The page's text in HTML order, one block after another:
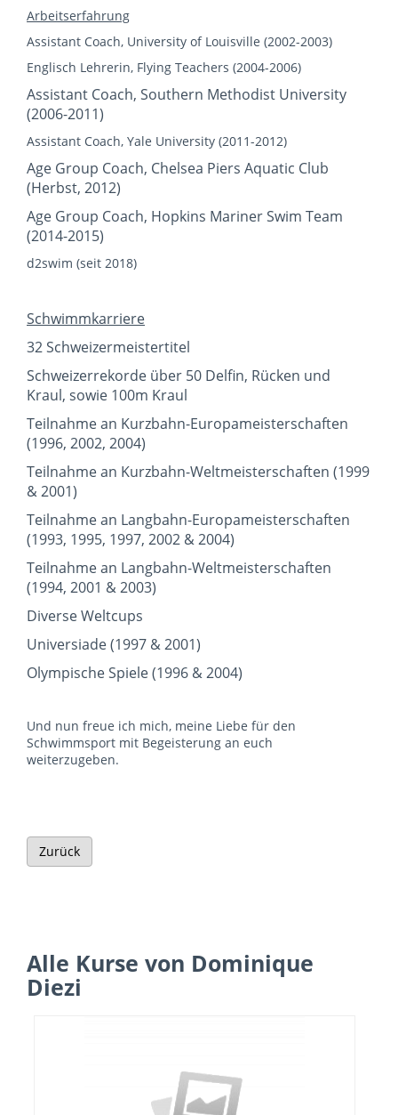
Arbeitserfahrung
Assistant Coach, University of Louisville (2002-2003)
Englisch Lehrerin, Flying Teachers (2004-2006)
Assistant Coach, Southern Methodist University
(2006-2011)
Assistant Coach, Yale University (2011-2012)
Age Group Coach, Chelsea Piers Aquatic Club
(Herbst, 2012)
Age Group Coach, Hopkins Mariner Swim Team
(2014-2015)
d2swim (seit 2018)
Schwimmkarriere
32 Schweizermeistertitel
Schweizerrekorde über 50 Delfin, Rücken und
Kraul, sowie 100m Kraul
Teilnahme an Kurzbahn-Europameisterschaften
(1996, 2002, 2004)
Teilnahme an Kurzbahn-Weltmeisterschaften (1999
& 2001)
Teilnahme an Langbahn-Europameisterschaften
(1993, 1995, 1997, 2002 & 2004)
Teilnahme an Langbahn-Weltmeisterschaften
(1994, 2001 & 2003)
Diverse Weltcups
Universiade (1997 & 2001)
Olympische Spiele (1996 & 2004)
Und nun freue ich mich, meine Liebe für den
Schwimmsport mit Begeisterung an euch
weiterzugeben.
Zurück
Alle Kurse von Dominique
Diezi